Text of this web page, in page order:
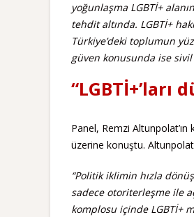
yoğunlaşma LGBTİ+
tehdit altında. LGBTİ+
Türkiye’deki toplumun
güven konusunda ise sivil
Panel, Remzi
üzerine konuştu.
“Politik iklimin hızla
sadece otoriterleşme ile
komplosu içinde LGBTİ+